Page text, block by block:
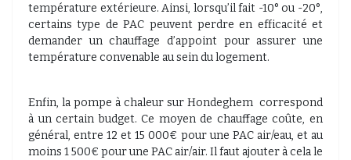
température extérieure. Ainsi, lorsqu’il fait -10° ou -20°,
certains type de PAC peuvent perdre en efficacité et
demander un chauffage d’appoint pour assurer une
température convenable au sein du logement.
Enfin, la pompe à chaleur sur Hondeghem correspond
à un certain budget. Ce moyen de chauffage coûte, en
général, entre 12 et 15 000€ pour une PAC air/eau, et au
moins 1 500€ pour une PAC air/air. Il faut ajouter à cela le